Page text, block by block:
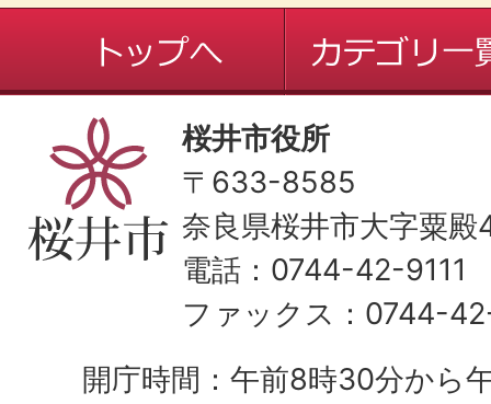
桜井市役所
〒633-8585
奈良県桜井市大字粟
電話：0744-42-9111
ファックス：0744-
開庁時間：午前8時30分から